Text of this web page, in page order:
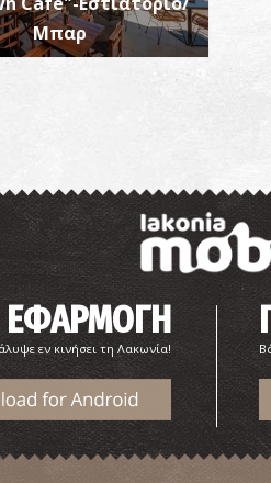
Μπαρ
ΕΦΑΡΜΟΓΗ
εν κινήσει τη Λακωνία!